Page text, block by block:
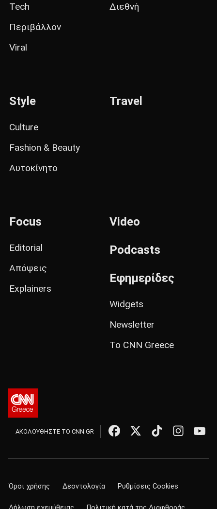
Tech
Περιβάλλον
Viral
Διεθνή
Style
Culture
Fashion & Beauty
Αυτοκίνητο
Travel
Focus
Editorial
Απόψεις
Explainers
Video
Podcasts
Εφημερίδες
Widgets
Newsletter
Το CNN Greece
ΑΚΟΛΟΥΘΗΣΤΕ ΤΟ CNN.GR
Όροι χρήσης Δεοντολογία Ρυθμίσεις Cookies